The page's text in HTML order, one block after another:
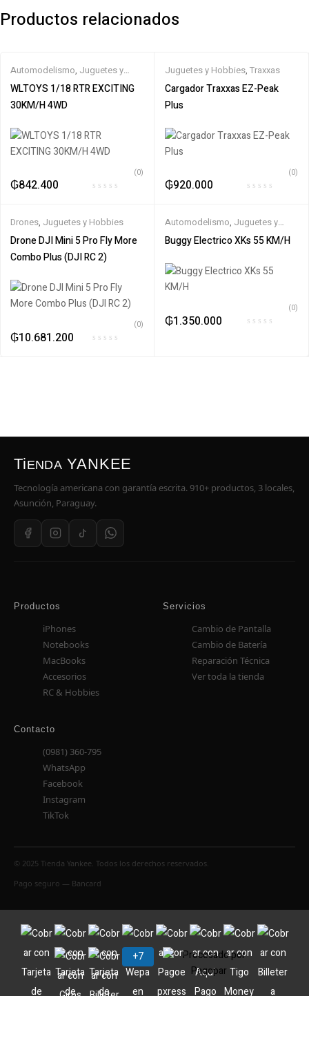
Productos relacionados
Automodelismo, Juguetes y
Hobbies, Off road,WLtoys
WLTOYS 1/18 RTR EXCITING
30KM/H 4WD
₲842.400
(0)
Juguetes y Hobbies, Traxxas
Cargador Traxxas EZ-Peak
Plus
₲920.000
(0)
Drones, Juguetes y Hobbies
Drone DJI Mini 5 Pro Fly More
Combo Plus (DJI RC 2)
₲10.681.200
(0)
Automodelismo, Juguetes y
Hobbies,Off road,WLtoys
Buggy Electrico XKs 55 KM/H
₲1.350.000
(0)
TiENDA YANKEE
Tecnología americana con garantía escrita. 910+ productos, 3 locales,
Asunción, Paraguay.
Productos
iPhones
Notebooks
MacBooks
Accesorios
RC & Hobbies
Servicios
Cambio de Pantalla
Cambio de Batería
Reparación Técnica
Ver toda la tienda
Contacto
(0981) 360-795
WhatsApp
Facebook
Instagram
TikTok
© 2025 Tienda Yankee. Todos los derechos reservados.
Pago seguro — Bancard